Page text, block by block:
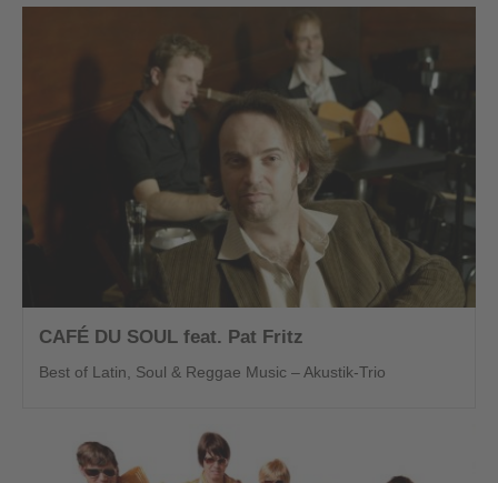
CAFÉ DU SOUL feat. Pat Fritz
Best of Latin, Soul & Reggae Music – Akustik-Trio